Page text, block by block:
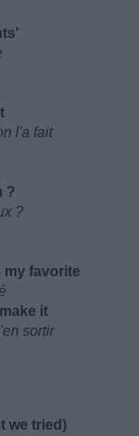
l'a fait
?
?
my favorite
it
sortir
we tried)